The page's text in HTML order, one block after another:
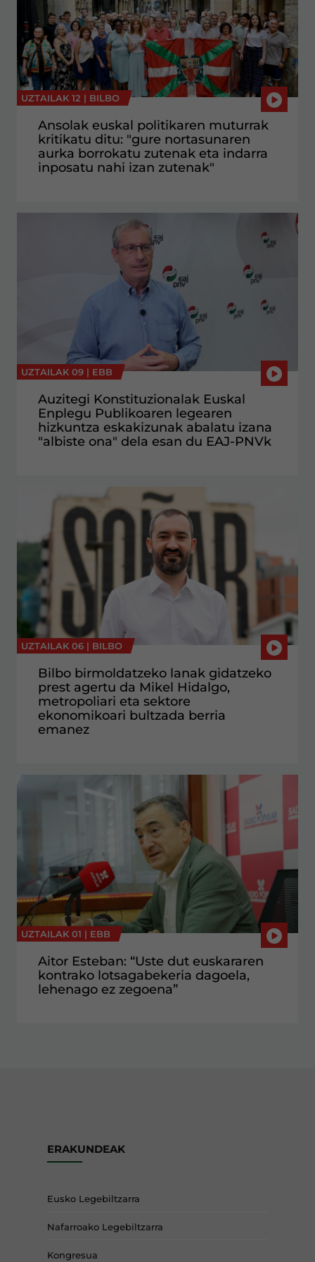
UZTAILAK 12 | BILBO
Ansolak euskal politikaren muturrak
kritikatu ditu: "gure nortasunaren
aurka borrokatu zutenak eta indarra
inposatu nahi izan zutenak"
UZTAILAK 09 | EBB
Auzitegi Konstituzionalak Euskal
Enplegu Publikoaren legearen
hizkuntza eskakizunak abalatu izana
"albiste ona" dela esan du EAJ-PNVk
UZTAILAK 06 | BILBO
Bilbo birmoldatzeko lanak gidatzeko
prest agertu da Mikel Hidalgo,
metropoliari eta sektore
ekonomikoari bultzada berria
emanez
UZTAILAK 01 | EBB
Aitor Esteban: “Uste dut euskararen
kontrako lotsagabekeria dagoela,
lehenago ez zegoena”
ERAKUNDEAK
Eusko Legebiltzarra
Nafarroako Legebiltzarra
Kongresua